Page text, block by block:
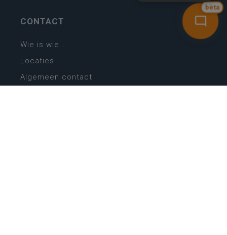
bèta
CONTACT
Wie is wie
Locaties
Algemeen contact